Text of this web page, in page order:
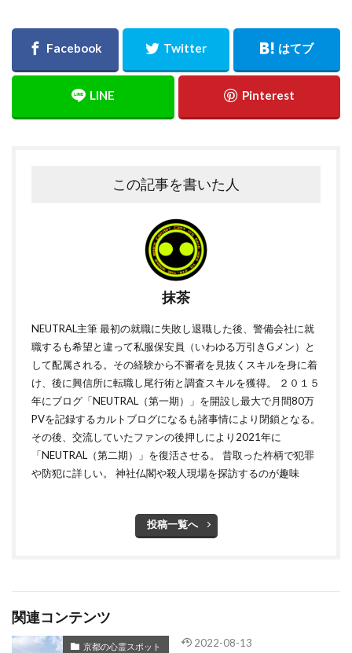
この記事を書いた人
抹茶
NEUTRAL主筆 最初の就職に失敗し退職した後、警備会社に就
職するも希望と違って私服保安員（いわゆる万引きGメン）と
して配属される。その経験から不審者を見抜くスキルを身に着
け、後に興信所に転職し尾行術と調査スキルを獲得。 ２０１５
年にブログ「NEUTRAL（第一期）」を開設し最大で月間80万
PVを記録するカルトブログになるも諸事情により閉鎖となる。
その後、交流していたファンの後押しにより2021年に
「NEUTRAL（第二期）」を復活させる。 昔取った杵柄で犯罪
や防犯に詳しい。 神社仏閣や殺人現場を探訪するのが趣味
投稿一覧へ
関連コンテンツ
京都の心霊スポット 2022-08-13